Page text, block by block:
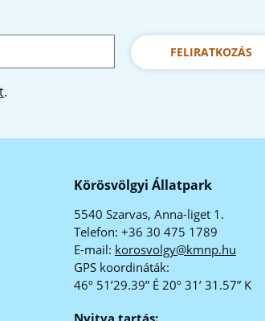
.
FELIRATKOZÁS
Körösvölgyi Állatpark
5540 Szarvas, Anna-liget 1.
Telefon: +36 30 475 1789
E-mail: korosvolgy@kmnp.hu
GPS koordináták:
46º 51’29.39” É 20º 31’ 31.57” K
Nyitva tartás: